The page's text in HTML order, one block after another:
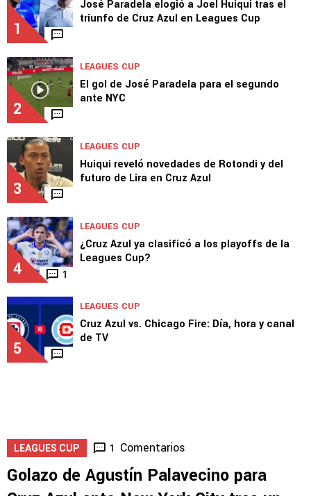
TOP VAMOS AZUL
1
José Paradela elogió a Joel Huiqui tras el
triunfo de Cruz Azul en Leagues Cup
2
El gol de José Paradela para el segundo
ante NYC
3
Huiqui reveló novedades de Rotondi y del
futuro de Lira en Cruz Azul
4 1
¿Cruz Azul ya clasificó a los playoffs de la
Leagues Cup?